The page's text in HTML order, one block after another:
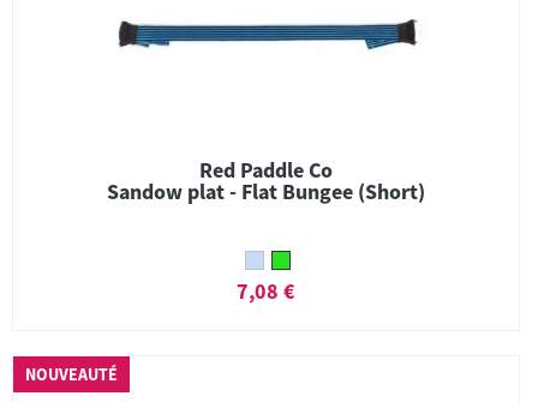
Red Paddle Co
Sandow plat - Flat Bungee (Short)
7,08 €
NOUVEAUTÉ